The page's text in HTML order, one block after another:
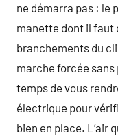
ne démarra pas : le
manette dont il faut
branchements du
marche forcée
temps de vous
électrique pour
bien en place. L’air